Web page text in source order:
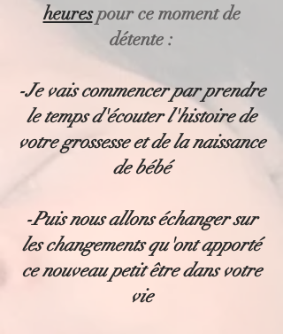
heurespour ce moment de
détente :
-Je vais commencer par prendre
le temps d'écouter l'histoire de
votre grossesse et de la naissance
de bébé
-Puis nous allons échanger sur
les changements qu'ont apporté
ce nouveau petit être dans votre
vie